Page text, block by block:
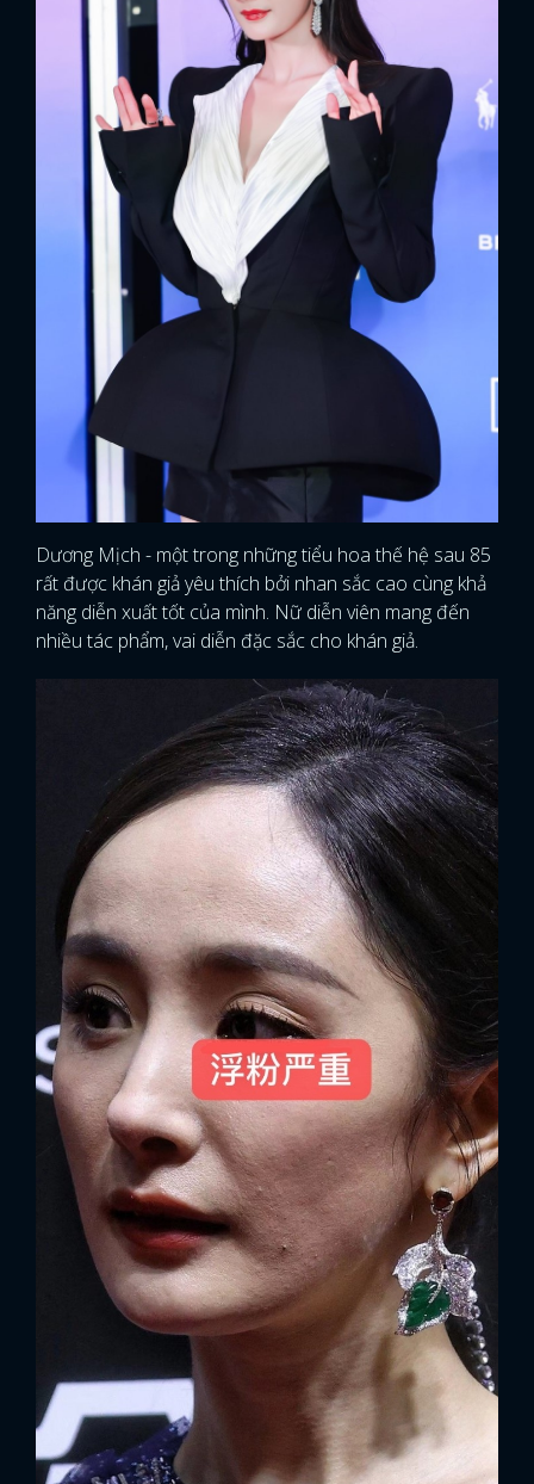
Dương Mịch - một trong những tiểu hoa thế hệ sau 85
rất được khán giả yêu thích bởi nhan sắc cao cùng khả
năng diễn xuất tốt của mình. Nữ diễn viên mang đến
nhiều tác phẩm, vai diễn đặc sắc cho khán giả.